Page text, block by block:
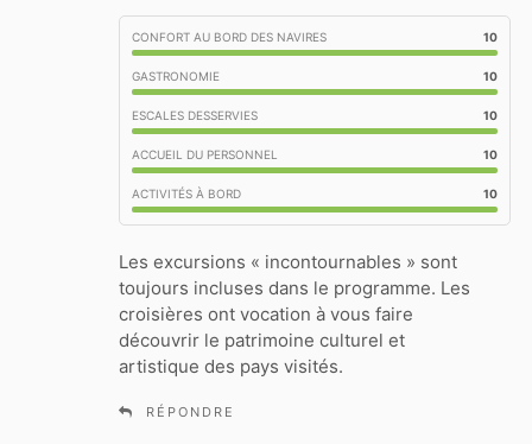
:
CONFORT AU BORD DES NAVIRES 10
GASTRONOMIE 10
ESCALES DESSERVIES 10
ACCUEIL DU PERSONNEL 10
ACTIVITÉS À BORD 10
Les excursions « incontournables » sont
toujours incluses dans le programme. Les
croisières ont vocation à vous faire
découvrir le patrimoine culturel et
artistique des pays visités.
RÉPONDRE